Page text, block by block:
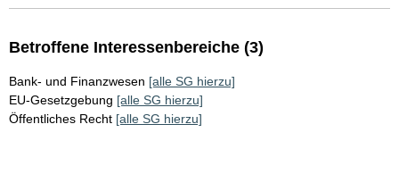
Betroffene Interessenbereiche (3)
Bank- und Finanzwesen [alle SG hierzu]
EU-Gesetzgebung [alle SG hierzu]
Öffentliches Recht [alle SG hierzu]